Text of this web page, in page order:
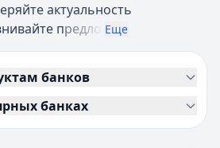
актуальность
предло Еще
банков
банках